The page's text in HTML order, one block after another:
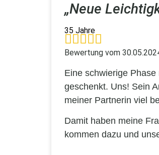
„Neue
35 Jahre
Bewertung vom
Eine schwierige
geschenkt. Uns! Sein
meiner Partnerin viel
Damit haben meine
kommen dazu und